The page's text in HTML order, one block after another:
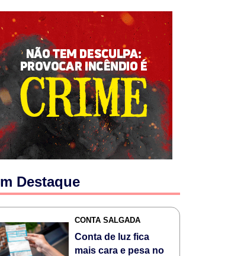
Destaque
CONTA SALGADA
Conta de luz fica
mais cara e pesa no